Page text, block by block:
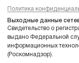
Политика
Выходные данные
Свидетельство о
выдано Федеральной
информационных
(Роскомнадзор).